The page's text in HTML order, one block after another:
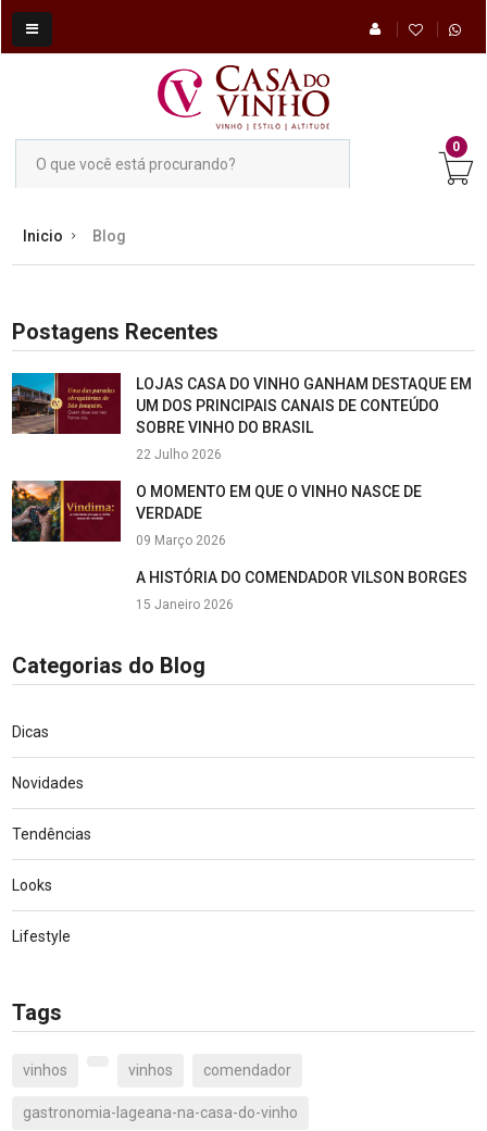
0
Inicio Blog
Postagens Recentes
LOJAS CASA DO VINHO GANHAM DESTAQUE EM
UM DOS PRINCIPAIS CANAIS DE CONTEÚDO
SOBRE VINHO DO BRASIL
22 Julho 2026
O MOMENTO EM QUE O VINHO NASCE DE
VERDADE
09 Março 2026
A HISTÓRIA DO COMENDADOR VILSON BORGES
15 Janeiro 2026
Categorias do Blog
Dicas
Novidades
Tendências
Looks
Lifestyle
Tags
vinhos vinhos comendador
gastronomia-lageana-na-casa-do-vinho